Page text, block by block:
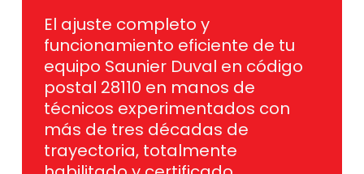
El ajuste completo y
funcionamiento eficiente de tu
equipo Saunier Duval en código
postal 28110 en manos de
técnicos experimentados con
más de tres décadas de
trayectoria, totalmente